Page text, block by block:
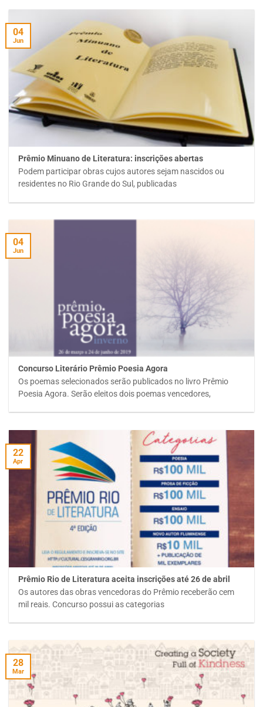
Prêmio Minuano de Literatura: inscrições abertas
Podem participar obras cujos autores sejam nascidos ou
residentes no Rio Grande do Sul, publicadas
04
Jun
Concurso Literário Prêmio Poesia Agora
Os poemas selecionados serão publicados no livro Prêmio
Poesia Agora. Serão eleitos dois poemas vencedores,
04
Jun
Prêmio Rio de Literatura aceita inscrições até 26 de abril
Os autores das obras vencedoras do Prêmio receberão cem
mil reais. Concurso possui as categorias
22
Apr
28
Mar